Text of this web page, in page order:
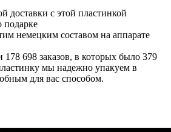
доставки с этой пластинкой
подарке
немецким составом на аппарате
698 заказов, в которых было 379
мы надежно упакуем в
для вас способом.